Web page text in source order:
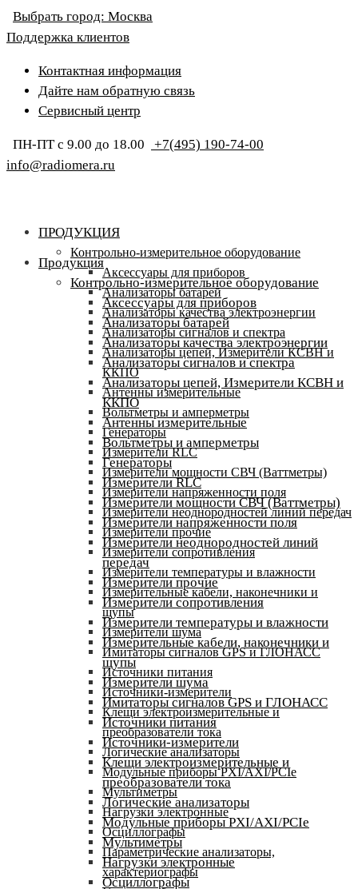
Выбрать город: Москва
Поддержка клиентов
Контактная информация
Дайте нам обратную связь
Сервисный центр
ПН-ПТ с 9.00 до 18.00
+7(495) 190-74-00
info@radiomera.ru
ПРОДУКЦИЯ
Контрольно-измерительное оборудование
Аксессуары для приборов
Анализаторы батарей
Анализаторы качества электроэнергии
Анализаторы сигналов и спектра
Анализаторы цепей, Измерители КСВН и
ККПО
Антенны измерительные
Вольтметры и амперметры
Генераторы
Измерители RLC
Измерители мощности СВЧ (Ваттметры)
Измерители напряженности поля
Измерители неоднородностей линий передач
Измерители прочие
Измерители сопротивления
Измерители температуры и влажности
Измерительные кабели, наконечники и
щупы
Измерители шума
Имитаторы сигналов GPS и ГЛОНАСС
Источники питания
Источники-измерители
Клещи электроизмерительные и
преобразователи тока
Логические анализаторы
Модульные приборы PXI/AXI/PCIe
Мультиметры
Нагрузки электронные
Осциллографы
Параметрические анализаторы,
характериографы
Продукция
Контрольно-измерительное оборудование
Аксессуары для приборов
Анализаторы батарей
Анализаторы качества электроэнергии
Анализаторы сигналов и спектра
Анализаторы цепей, Измерители КСВН и
ККПО
Антенны измерительные
Вольтметры и амперметры
Генераторы
Измерители RLC
Измерители мощности СВЧ (Ваттметры)
Измерители напряженности поля
Измерители неоднородностей линий
передач
Измерители прочие
Измерители сопротивления
Измерители температуры и влажности
Измерительные кабели, наконечники и
щупы
Измерители шума
Имитаторы сигналов GPS и ГЛОНАСС
Источники питания
Источники-измерители
Клещи электроизмерительные и
преобразователи тока
Логические анализаторы
Модульные приборы PXI/AXI/PCIe
Мультиметры
Нагрузки электронные
Осциллографы